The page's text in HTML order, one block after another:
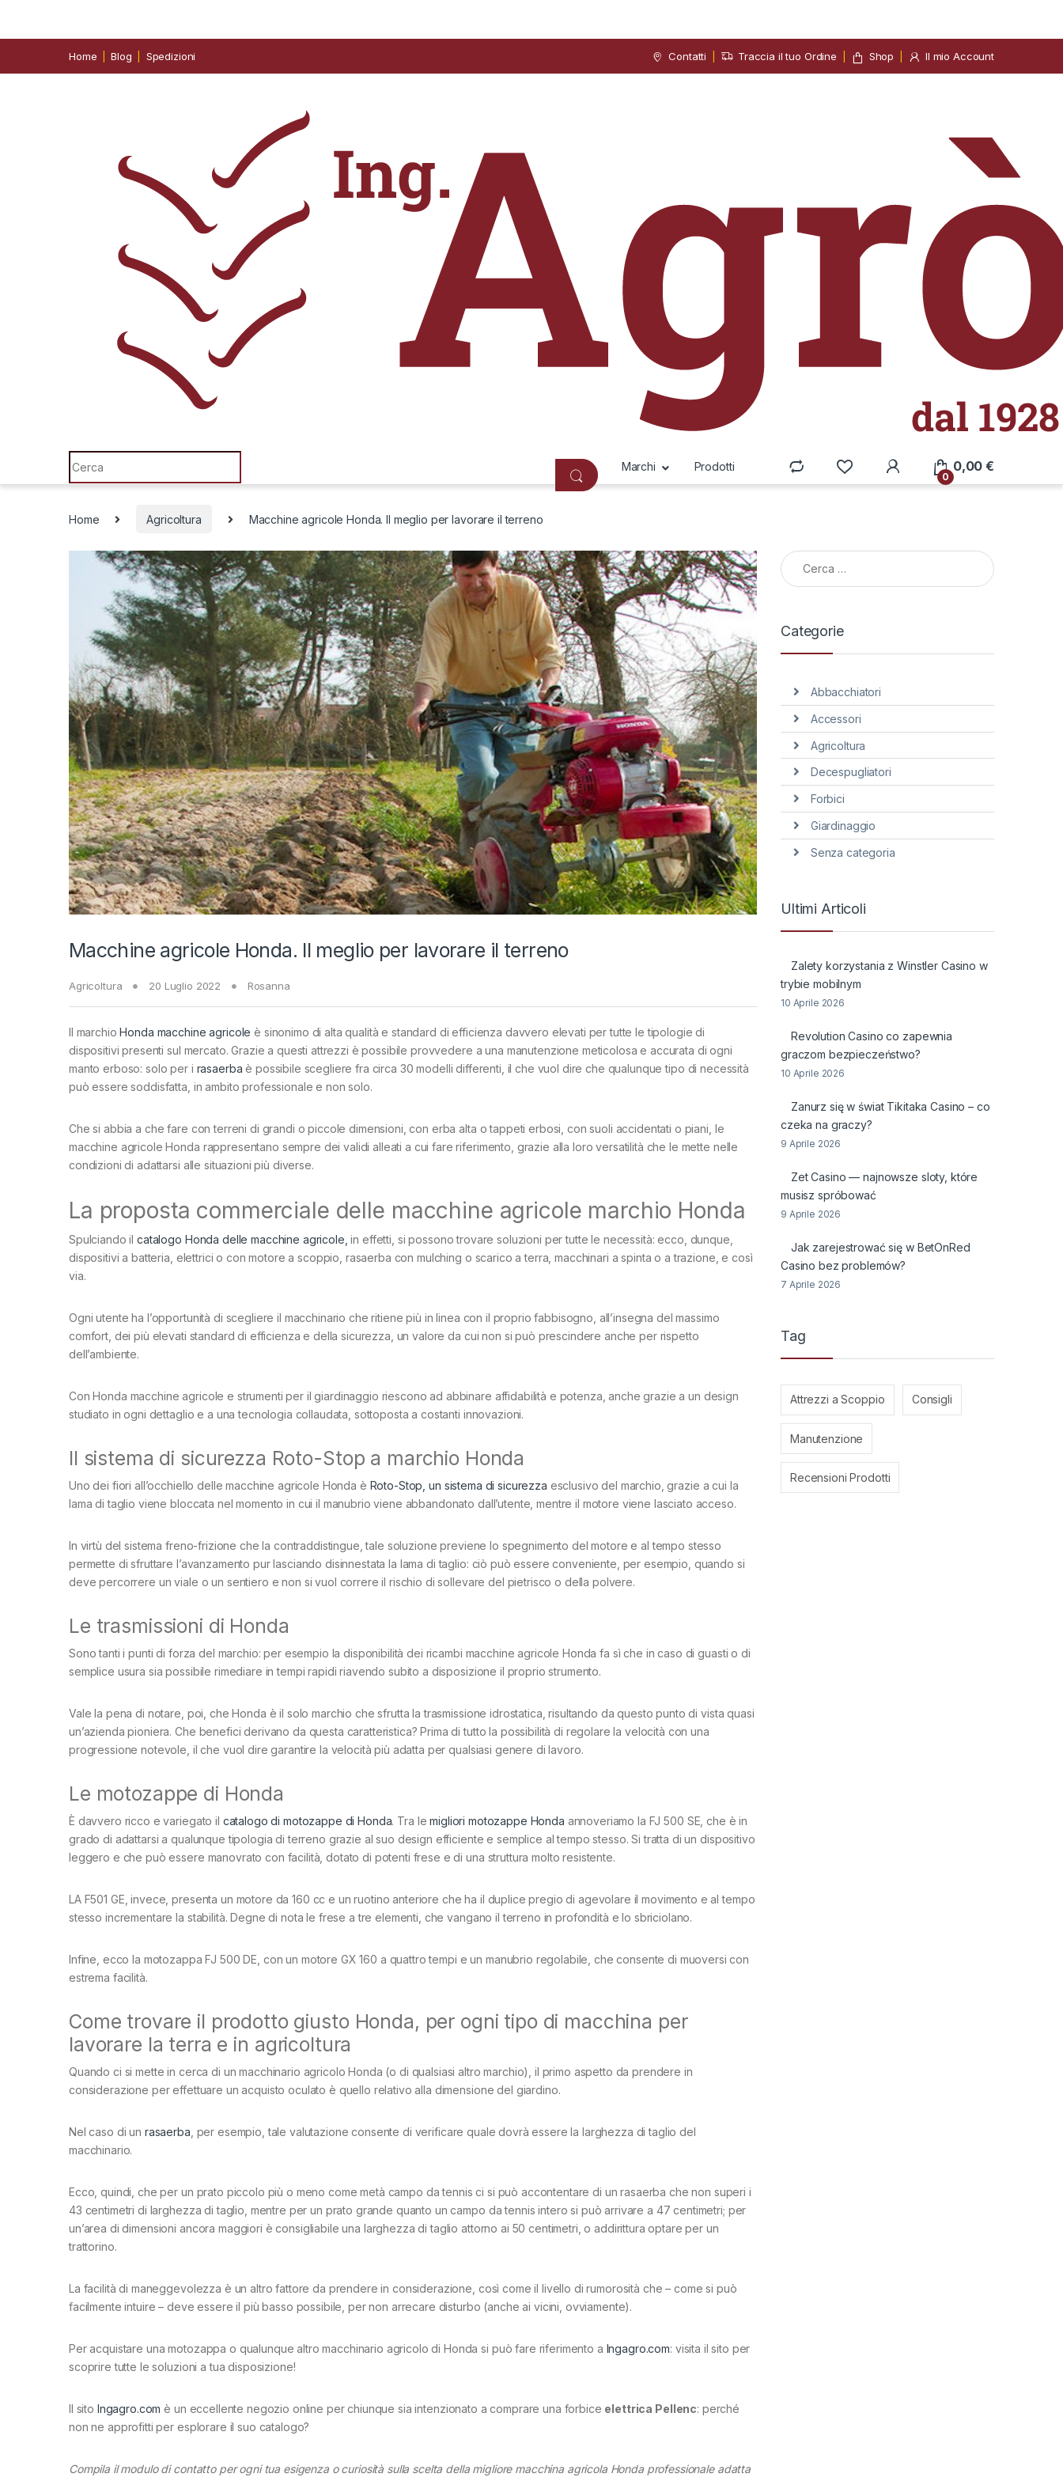
Home Blog Spedizioni Contatti Traccia il tuo Ordine Shop Il mio Account
Search for:
Marchi Prodotti
0
0,00€
Home Agricoltura Macchine agricole Honda. Il meglio per lavorare il terreno
Macchine agricole Honda. Il meglio per lavorare il terreno
Agricoltura 20 Luglio 2022 Rosanna
Il marchio Honda macchine agricole è sinonimo di alta qualità e standard di efficienza davvero elevati per tutte le tipologie di
dispositivi presenti sul mercato. Grazie a questi attrezzi è possibile provvedere a una manutenzione meticolosa e accurata di ogni
manto erboso: solo per i rasaerba è possibile scegliere fra circa 30 modelli differenti, il che vuol dire che qualunque tipo di necessità
può essere soddisfatta, in ambito professionale e non solo.
Che si abbia a che fare con terreni di grandi o piccole dimensioni, con erba alta o tappeti erbosi, con suoli accidentati o piani, le
macchine agricole Honda rappresentano sempre dei validi alleati a cui fare riferimento, grazie alla loro versatilità che le mette nelle
condizioni di adattarsi alle situazioni più diverse.
La proposta commerciale delle macchine agricole marchio Honda
Spulciando ilcatalogo Honda delle macchine agricole, in effetti, si possono trovare soluzioni per tutte le necessità: ecco, dunque,
dispositivi a batteria, elettrici o con motore a scoppio, rasaerba con mulching o scarico a terra, macchinari a spinta o a trazione, e così
via.
Ogni utente ha l’opportunità di scegliere il macchinario che ritiene più in linea con il proprio fabbisogno, all’insegna del massimo
comfort, dei più elevati standard di efficienza e della sicurezza, un valore da cui non si può prescindere anche per rispetto
dell’ambiente.
Con Honda macchine agricole e strumenti per il giardinaggio riescono ad abbinare affidabilità e potenza, anche grazie a un design
studiato in ogni dettaglio e a una tecnologia collaudata, sottoposta a costanti innovazioni.
Il sistema di sicurezza Roto-Stop a marchio Honda
Uno dei fiori all’occhiello delle macchine agricole Honda è Roto-Stop, un sistema di sicurezza esclusivo del marchio, grazie a cui la
lama di taglio viene bloccata nel momento in cui il manubrio viene abbandonato dall’utente, mentre il motore viene lasciato acceso.
In virtù del sistema freno-frizione che la contraddistingue, tale soluzione previene lo spegnimento del motore e al tempo stesso
permette di sfruttare l’avanzamento pur lasciando disinnestata la lama di taglio: ciò può essere conveniente, per esempio, quando si
deve percorrere un viale o un sentiero e non si vuol correre il rischio di sollevare del pietrisco o della polvere.
Le trasmissioni di Honda
Sono tanti i punti di forza del marchio: per esempio la disponibilità dei ricambi macchine agricole Honda fa sì che in caso di guasti o di
semplice usura sia possibile rimediare in tempi rapidi riavendo subito a disposizione il proprio strumento.
Vale la pena di notare, poi, che Honda è il solo marchio che sfrutta la trasmissione idrostatica, risultando da questo punto di vista quasi
un’azienda pioniera. Che benefici derivano da questa caratteristica? Prima di tutto la possibilità di regolare la velocità con una
progressione notevole, il che vuol dire garantire la velocità più adatta per qualsiasi genere di lavoro.
Le motozappe di Honda
È davvero ricco e variegato il catalogo di motozappe di Honda. Tra lemigliori motozappe Honda annoveriamo la FJ 500 SE, che è in
grado di adattarsi a qualunque tipologia di terreno grazie al suo design efficiente e semplice al tempo stesso. Si tratta di un dispositivo
leggero e che può essere manovrato con facilità, dotato di potenti frese e di una struttura molto resistente.
LA F501 GE, invece, presenta un motore da 160 cc e un ruotino anteriore che ha il duplice pregio di agevolare il movimento e al tempo
stesso incrementare la stabilità. Degne di nota le frese a tre elementi, che vangano il terreno in profondità e lo sbriciolano.
Infine, ecco la motozappa FJ 500 DE, con un motore GX 160 a quattro tempi e un manubrio regolabile, che consente di muoversi con
estrema facilità.
Come trovare il prodotto giusto Honda, per ogni tipo di macchina per
lavorare la terra e in agricoltura
Quando ci si mette in cerca di un macchinario agricolo Honda (o di qualsiasi altro marchio), il primo aspetto da prendere in
considerazione per effettuare un acquisto oculato è quello relativo alla dimensione del giardino.
Nel caso di un rasaerba, per esempio, tale valutazione consente di verificare quale dovrà essere la larghezza di taglio del
macchinario.
Ecco, quindi, che per un prato piccolo più o meno come metà campo da tennis ci si può accontentare di un rasaerba che non superi i
43 centimetri di larghezza di taglio, mentre per un prato grande quanto un campo da tennis intero si può arrivare a 47 centimetri; per
un’area di dimensioni ancora maggiori è consigliabile una larghezza di taglio attorno ai 50 centimetri, o addirittura optare per un
trattorino.
La facilità di maneggevolezza è un altro fattore da prendere in considerazione, così come il livello di rumorosità che – come si può
facilmente intuire – deve essere il più basso possibile, per non arrecare disturbo (anche ai vicini, ovviamente).
Per acquistare una motozappa o qualunque altro macchinario agricolo di Honda si può fare riferimento a Ingagro.com: visita il sito per
scoprire tutte le soluzioni a tua disposizione!
Il sito Ingagro.com è un eccellente negozio online per chiunque sia intenzionato a comprare una forbice elettrica Pellenc: perché
non ne approfitti per esplorare il suo catalogo?
Compila il modulo di contatto per ogni tua esigenza o curiosità sulla scelta della migliore macchina agricola Honda professionale adatta
Ricerca per:
Categorie
Abbacchiatori
Accessori
Agricoltura
Decespugliatori
Forbici
Giardinaggio
Senza categoria
Ultimi Articoli
Zalety korzystania z Winstler Casino w
trybie mobilnym
10 Aprile 2026
Revolution Casino co zapewnia
graczom bezpieczeństwo?
10 Aprile 2026
Zanurz się w świat Tikitaka Casino – co
czeka na graczy?
9 Aprile 2026
Zet Casino — najnowsze sloty, które
musisz spróbować
9 Aprile 2026
Jak zarejestrować się w BetOnRed
Casino bez problemów?
7 Aprile 2026
Tag
Attrezzi a Scoppio Consigli
Manutenzione
Recensioni Prodotti